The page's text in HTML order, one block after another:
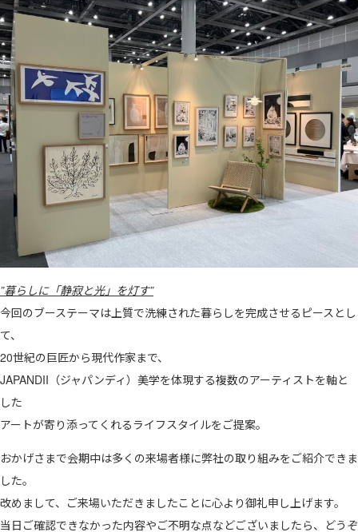
”暮らしに「静寂と光」を灯す”
今回のブーステーマは上質で洗練された暮らしを完成させるピースとし
て、
20世紀の巨匠から現代作家まで、
JAPANDII（ジャパンディ）美学を体現する複数のアーティストを軸と
した
アートが寄り添ってくれるライフスタイルをご提案。
おかげさまで会期中は多くの来場者様に弊社の取り組みをご紹介できま
した。
改めまして、ご来場いただきましたことに心より御礼申し上げます。
当日ご確認できなかった内容やご不明な点などございましたら、どうぞ